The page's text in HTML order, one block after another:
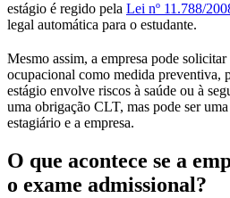
estágio é regido pela Lei nº 11.788/
legal automática para o estudante.
Mesmo assim, a empresa pode
ocupacional como medida preventiva,
estágio envolve riscos à saúde ou à
uma obrigação CLT, mas pode ser
estagiário e a empresa.
O que acontece se a
o exame admissional?